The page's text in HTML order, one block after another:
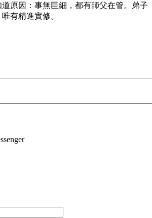
原因：事無巨細，都有師父在管。弟子
有精進實修。